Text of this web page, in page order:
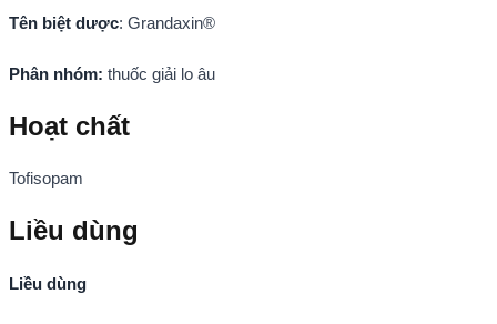
Tên biệt dược: Grandaxin®
Phân nhóm: thuốc giải lo âu
Hoạt chất
Tofisopam
Liều dùng
Liều dùng